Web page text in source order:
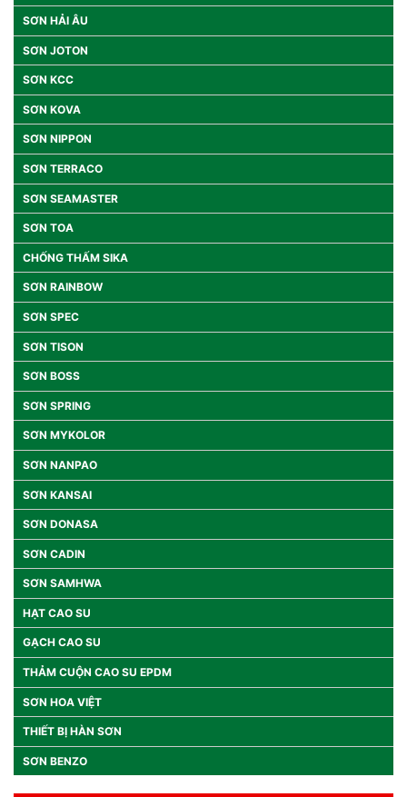
SƠN HẢI ÂU
SƠN JOTON
SƠN KCC
SƠN KOVA
SƠN NIPPON
SƠN TERRACO
SƠN SEAMASTER
SƠN TOA
CHỐNG THẤM SIKA
SƠN RAINBOW
SƠN SPEC
SƠN TISON
SƠN BOSS
SƠN SPRING
SƠN MYKOLOR
SƠN NANPAO
SƠN KANSAI
SƠN DONASA
SƠN CADIN
SƠN SAMHWA
HẠT CAO SU
GẠCH CAO SU
THẢM CUỘN CAO SU EPDM
SƠN HOA VIỆT
THIẾT BỊ HÀN SƠN
SƠN BENZO